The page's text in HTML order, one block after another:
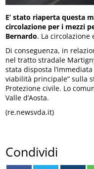
E’ stato riaperta questa
circolazione per i mezzi
Bernardo. La circolazione
Di conseguenza, in
nel tratto stradale
stata disposta
viabilità principale” sulla
Protezione civile. Lo
Valle d’Aosta.
(re.newsvda.it)
Condividi